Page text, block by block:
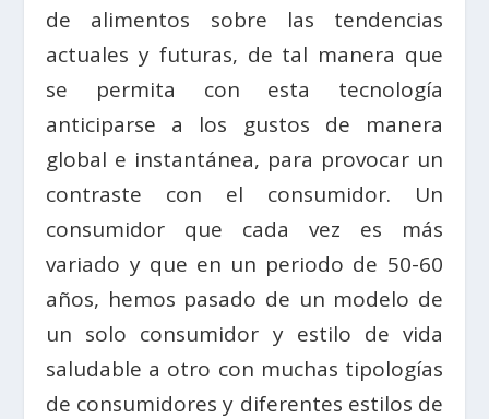
de alimentos sobre las tendencias
actuales y futuras, de tal manera que
se permita con esta tecnología
anticiparse a los gustos de manera
global e instantánea, para provocar un
contraste con el consumidor. Un
consumidor que cada vez es más
variado y que en un periodo de 50-60
años, hemos pasado de un modelo de
un solo consumidor y estilo de vida
saludable a otro con muchas tipologías
de consumidores y diferentes estilos de